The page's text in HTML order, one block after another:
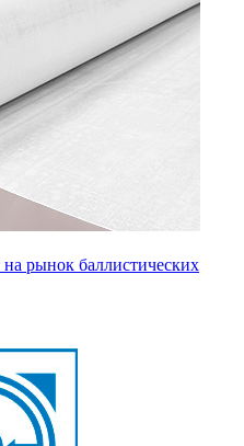
рынок баллистических